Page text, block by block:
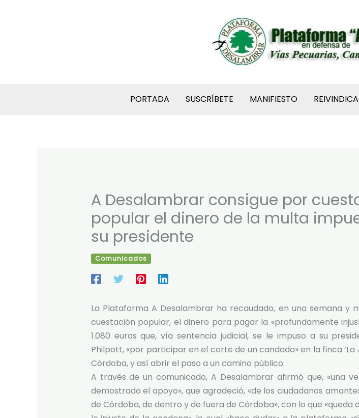
PORTADA SUSCRÍBETE MANIFIESTO
A Desalambrar consigue por
popular el dinero de la multa
su presidente
Comunicados
La Plataforma A Desalambrar ha recaudado, en una semana y
cuestación popular, el dinero para pagar la «profundamente
1.080 euros que, vía sentencia judicial, se le impuso a su
Philpott, «por participar en el corte de un candado» en la finca ‘La
Córdoba, y así abrir el paso a un camino público.
A través de un comunicado, A Desalambrar afirmó que, «una
demostrado el apoyo», que agradeció, «de los ciudadanos
de Córdoba, de dentro y de fuera de Córdoba», con lo que «queda